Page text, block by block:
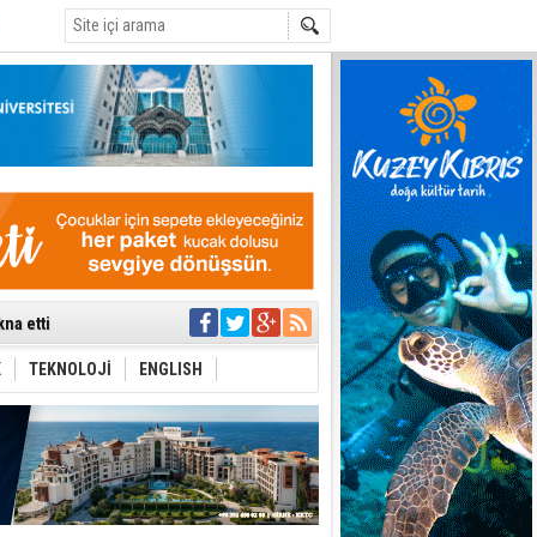
etti
toplantıya
aday
ilerleme
etmiyor
hesabı
TEKNOLOJİ ENGLISH